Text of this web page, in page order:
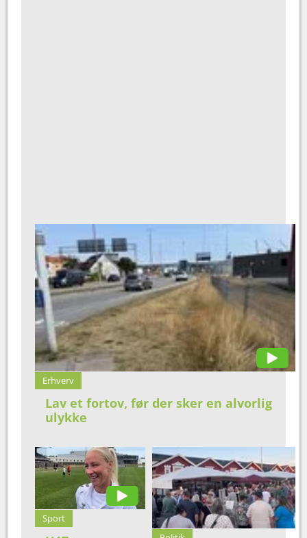
Erhverv
Lav et fortov, før der sker en alvorlig
ulykke
Sport